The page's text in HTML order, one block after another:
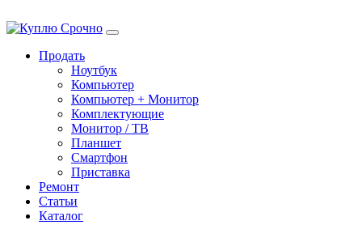
Продать
Ноутбук
Компьютер
Компьютер + Монитор
Комплектующие
Монитор / ТВ
Планшет
Смартфон
Приставка
Ремонт
Статьи
Каталог